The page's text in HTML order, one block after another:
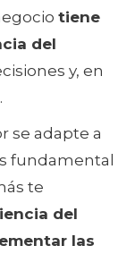
tiene
del
y, en
se adapte a
fundamental
te
del
las